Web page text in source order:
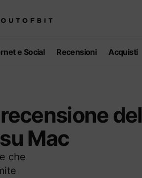
e Social Recensioni Acquisti
del
Mac
che